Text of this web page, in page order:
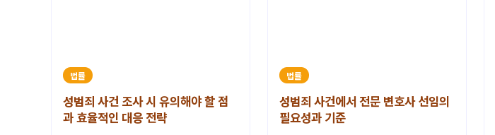
법률
성범죄 사건 조사 시 유의해야 할 점
과 효율적인 대응 전략
법률
성범죄 사건에서 전문 변호사 선임의
필요성과 기준